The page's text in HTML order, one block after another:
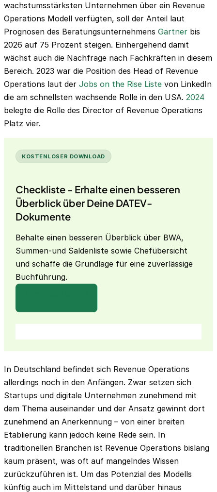
wachstumsstärksten Unternehmen über ein Revenue
Operations Modell verfügten, soll der Anteil laut
Prognosen des Beratungsunternehmens Gartner bis
2026 auf 75 Prozent steigen. Einhergehend damit
wächst auch die Nachfrage nach Fachkräften in diesem
Bereich. 2023 war die Position des Head of Revenue
Operations laut der Jobs on the Rise Liste von LinkedIn
die am schnellsten wachsende Rolle in den USA. 2024
belegte die Rolle des Director of Revenue Operations
Platz vier.
KOSTENLOSER DOWNLOAD
Checkliste - Erhalte einen besseren
Überblick über Deine DATEV-
Dokumente
Behalte einen besseren Überblick über BWA,
Summen-und Saldenliste sowie Chefübersicht
und schaffe die Grundlage für eine zuverlässige
Buchführung.
In Deutschland befindet sich Revenue Operations
allerdings noch in den Anfängen. Zwar setzen sich
Startups und digitale Unternehmen zunehmend mit
dem Thema auseinander und der Ansatz gewinnt dort
zunehmend an Anerkennung – von einer breiten
Etablierung kann jedoch keine Rede sein. In
traditionellen Branchen ist Revenue Operations bislang
kaum präsent, was oft auf mangelndes Wissen
zurückzuführen ist. Um das Potenzial des Modells
künftig auch im Mittelstand und darüber hinaus